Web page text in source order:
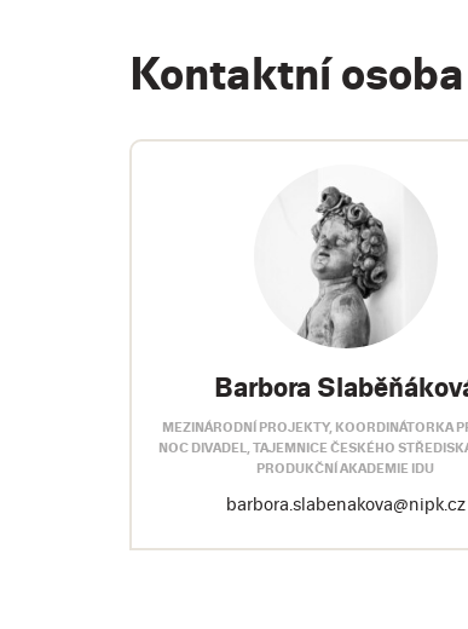
Kontaktní osoba
Barbora
MEZINÁRODNÍ PROJEKTY, KOORDINÁTORKA
NOC DIVADEL, TAJEMNICE ČESKÉHO
PRODUKČNÍ AKADEMIE IDU
barbora.slabenakova@nipk.cz